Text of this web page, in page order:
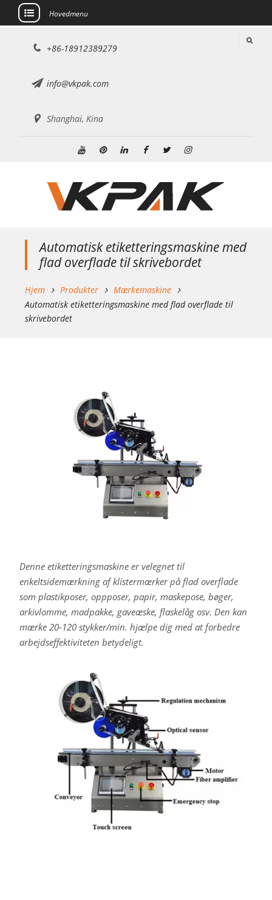
Hovedmenu
+86-18912389279
info@vkpak.com
Shanghai, Kina
Automatisk etiketteringsmaskine med
flad overflade til skrivebordet
Hjem Produkter
Mærkemaskine
Automatisk etiketteringsmaskine med flad overflade til
skrivebordet
Denne etiketteringsmaskine er velegnet til
enkeltsidemærkning af klistermærker på flad overflade
som plastikposer, oppposer, papir, maskepose, bøger,
arkivlomme, madpakke, gaveæske, flaskelåg osv. Den kan
mærke 20-120 stykker/min. hjælpe dig med at forbedre
arbejdseffektiviteten betydeligt.